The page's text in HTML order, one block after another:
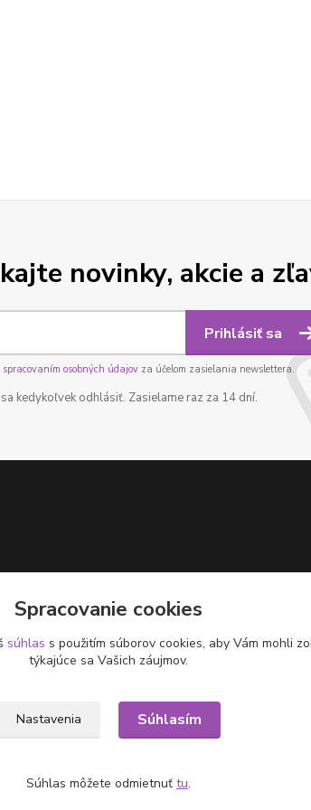
novinky, akcie a
Prihlásiť sa
spracovaním osobných údajovza účelom zasielania newslettera.
kedykoľvek odhlásiť. Zasielame raz za 14 dní.
Spracovanie cookies
súhlas s použitím súborov cookies, aby Vám mohli
týkajúce sa Vašich záujmov.
Nastavenia Súhlasím
Súhlas môžete odmietnuť tu.